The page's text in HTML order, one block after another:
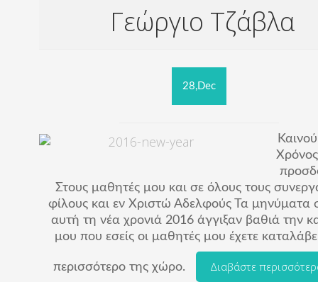
Γεώργιο Τζάβλα
28,Dec
Στους μαθητές μου και σε όλους τους
φίλους και εν Χριστώ Αδελφούς Τα μηνύματα
αυτή τη νέα χρονιά 2016 άγγιξαν βαθιά την
μου που εσείς οι μαθητές μου έχετε
περισσότερο της χώρο. Διαβάστε